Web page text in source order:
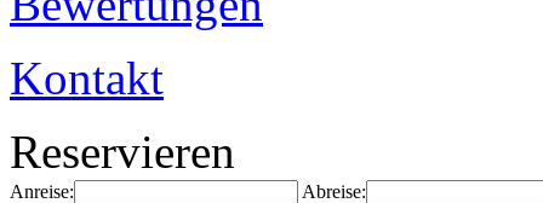
Kontakt
Reservieren
Anreise: Abreise: